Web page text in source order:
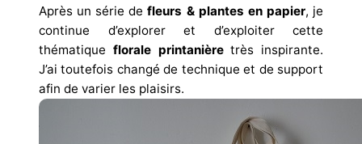
Après un série defleurs & plantes en papier, je
continue d’explorer et d’exploiter cette
thématique florale printanièretrès inspirante.
J’ai toutefois changé de technique et de support
afin de varier les plaisirs.